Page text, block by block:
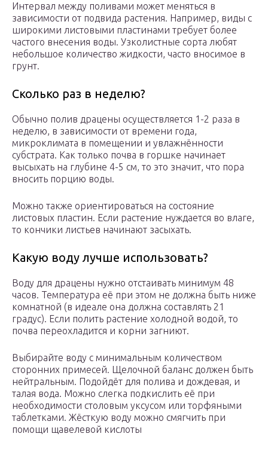
Интервал между поливами может меняться в
зависимости от подвида растения. Например, виды с
широкими листовыми пластинами требует более
частого внесения воды. Узколистные сорта любят
небольшое количество жидкости, часто вносимое в
грунт.
Сколько раз в неделю?
Обычно полив драцены осуществляется 1-2 раза в
неделю, в зависимости от времени года,
микроклимата в помещении и увлажнённости
субстрата. Как только почва в горшке начинает
высыхать на глубине 4-5 см, то это значит, что пора
вносить порцию воды.
Можно также ориентироваться на состояние
листовых пластин. Если растение нуждается во влаге,
то кончики листьев начинают засыхать.
Какую воду лучше использовать?
Воду для драцены нужно отстаивать минимум 48
часов. Температура её при этом не должна быть ниже
комнатной (в идеале она должна составлять 21
градус). Если полить растение холодной водой, то
почва переохладится и корни загниют.
Выбирайте воду с минимальным количеством
сторонних примесей. Щелочной баланс должен быть
нейтральным. Подойдёт для полива и дождевая, и
талая вода. Можно слегка подкислить её при
необходимости столовым уксусом или торфяными
таблетками. Жёсткую воду можно смягчить при
помощи щавелевой кислоты